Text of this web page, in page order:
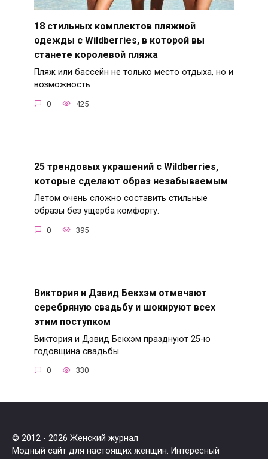
18 стильных комплектов пляжной
одежды с Wildberries, в которой вы
станете королевой пляжа
Пляж или бассейн не только место отдыха, но и
возможность
0 425
25 трендовых украшений с Wildberries,
которые сделают образ незабываемым
Летом очень сложно составить стильные
образы без ущерба комфорту.
0 395
Виктория и Дэвид Бекхэм отмечают
серебряную свадьбу и шокируют всех
этим поступком
Виктория и Дэвид Бекхэм празднуют 25-ю
годовщина свадьбы
0 330
© 2012 - 2026 Женский журнал
Модный сайт для настоящих женщин. Интересный